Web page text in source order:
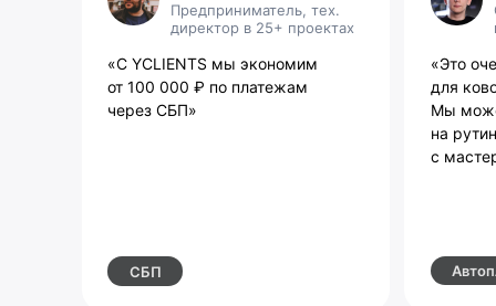
Предприниматель, тех.
директор в 25+ проектах
«С YCLIENTS мы экономим
от 100 000 ₽ по платежам
через СБП»
«Это
для
Мы
на
с
СБП